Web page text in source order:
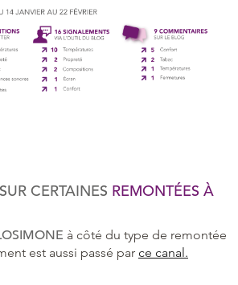
CERTAINES REMONTÉES À
à côté du type de remontée
est aussi passé par ce canal.